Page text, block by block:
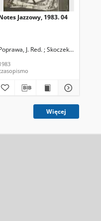
Skoczek, T. Red.
Jazzowy, 1983. 04
J. Red. ; Skoczek T. Red.
Więcej